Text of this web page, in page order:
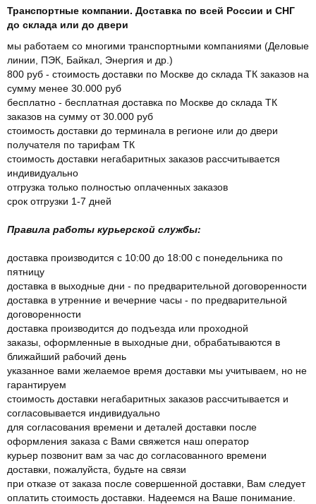
Транспортные компании. Доставка по всей России и СНГ
до склада или до двери
мы работаем со многими транспортными компаниями (Деловые
линии, ПЭК, Байкал, Энергия и др.)
800 руб - стоимость доставки по Москве до склада ТК заказов на
сумму менее 30.000 руб
бесплатно - бесплатная доставка по Москве до склада ТК
заказов на сумму от 30.000 руб
стоимость доставки до терминала в регионе или до двери
получателя по тарифам ТК
стоимость доставки негабаритных заказов рассчитывается
индивидуально
отгрузка только полностью оплаченных заказов
срок отгрузки 1-7 дней
Правила работы курьерской службы:
доставка производится с 10:00 до 18:00 с понедельника по
пятницу
доставка в выходные дни - по предварительной договоренности
доставка в утренние и вечерние часы - по предварительной
договоренности
доставка производится до подъезда или проходной
заказы, оформленные в выходные дни, обрабатываются в
ближайший рабочий день
указанное вами желаемое время доставки мы учитываем, но не
гарантируем
стоимость доставки негабаритных заказов рассчитывается и
согласовывается индивидуально
для согласования времени и деталей доставки после
оформления заказа с Вами свяжется наш оператор
курьер позвонит вам за час до согласованного времени
доставки, пожалуйста, будьте на связи
при отказе от заказа после совершенной доставки, Вам следует
оплатить стоимость доставки. Надеемся на Ваше понимание.